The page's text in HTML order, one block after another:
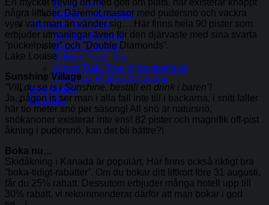
Bo på ranch
Hawaii – sol & bad
Tågresor Schweiz
Bernina Express
Glacier Express
Golden Pass Tour
Grand Train Tour of Switzerland
Montreux Riviera & Lavaux
Inspiration
Få offert
några liftköer. Däremot massor med pudersnö och vackra
vyer vart man än vänder sig… Här finns hela 90 pister som
erbjuder utmaningar även för den djärvaste med sina svarta
”puckelpister” och ”Double Diamonds”.
Lake Louise
Sunshine Village
”Vill du se is i Sunshine, beställ en drink i baren”!
Ja, någon is ser man i alla fall inte till i backarna, i snitt faller
här tio meter snö per säsong! All snö är natursnö,
snökanoner existerar inte ens! 82 pister och magnifik off-pist
åkning i pudersnö, kan det bli bättre?!
Boka nu…
Skidåkning i Kanada är populärt. Här finns också riktigt bra
”boka-tidigt-rabatter”. Om du bokar ditt liftkort före 31 augusti,
får du 25% rabatt. Dessutom erbjuder många hotell upp till
30% rabatt, vi rekommenderar därför att man bokar i god